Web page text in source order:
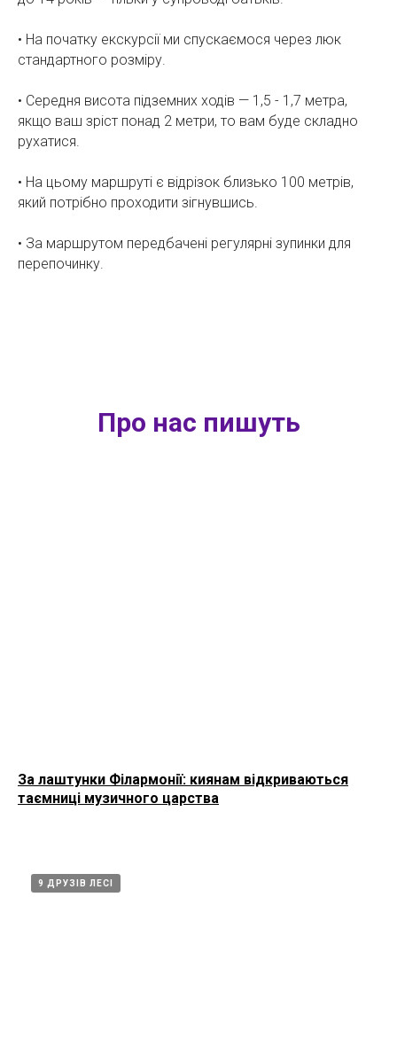
• На початку екскурсії ми спускаємося через люк
стандартного розміру.
• Середня висота підземних ходів — 1,5 - 1,7 метра,
якщо ваш зріст понад 2 метри, то вам буде складно
рухатися.
• На цьому маршруті є відрізок близько 100 метрів,
який потрібно проходити зігнувшись.
• За маршрутом передбачені регулярні зупинки для
перепочинку.
Про нас пишуть
За лаштунки Філармонії: киянам відкриваються
таємниці музичного царства
9 ДРУЗІВ ЛЕСІ